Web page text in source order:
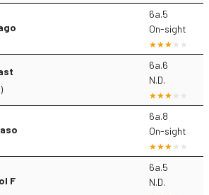
6a.5
On-sight
6a.6
N.D.
6a.8
On-sight
F
6a.5
N.D.